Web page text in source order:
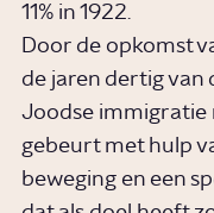
11% in 1922.
Door de opkomst
de jaren dertig van
Joodse immigratie
gebeurt met hulp
beweging en een